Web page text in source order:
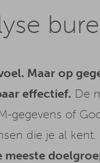
Maar op
effectief. De
gegevens of
die je al
meeste